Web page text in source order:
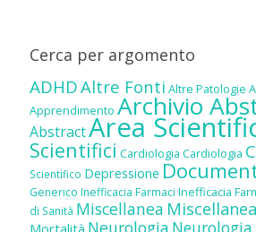
Cerca per argomento
ADHDAltre Fonti Altre Patologie
Apprendimento Archivio
AbstractArea
Scientifici Cardiologia Cardiologia
Scientifico Depressione
Generico Inefficacia Farmaci Inefficacia
di Sanità Miscellanea Miscellanea
Mortalità Neurologia Neurologia